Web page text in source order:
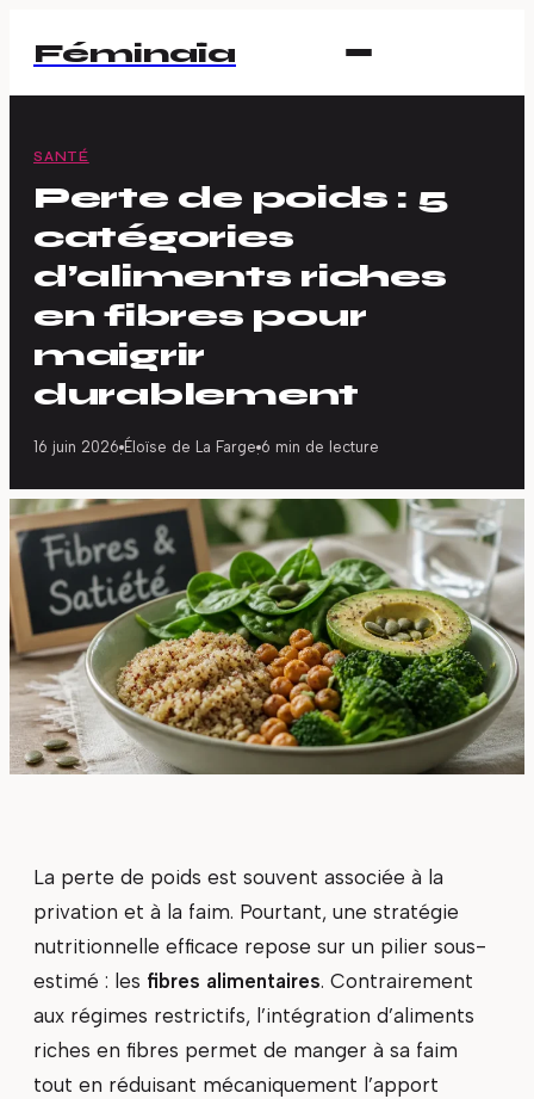
Féminaïa
SANTÉ
Perte de poids : 5
catégories
d’aliments riches
en fibres pour
maigrir
durablement
16 juin 2026· Éloïse de La Farge·6 min de lecture
La perte de poids est souvent associée à la
privation et à la faim. Pourtant, une stratégie
nutritionnelle efficace repose sur un pilier sous-
estimé : les fibres alimentaires. Contrairement
aux régimes restrictifs, l’intégration d’aliments
riches en fibres permet de manger à sa faim
tout en réduisant mécaniquement l’apport